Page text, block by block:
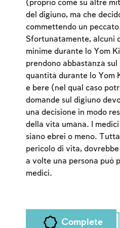
(proprio come su altre
del digiuno, ma che
commettendo un
Sfortunatamente, alcuni
minime durante lo Yom
prendono abbastanza
quantità durante lo Yom
e bere (nel qual caso
domande sul digiuno
una decisione in modo
della vita umana. I
siano ebrei o meno.
pericolo di vita,
a volte una persona può
medici.
Complete